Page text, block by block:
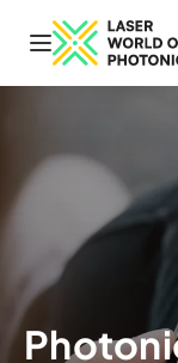
Navigation